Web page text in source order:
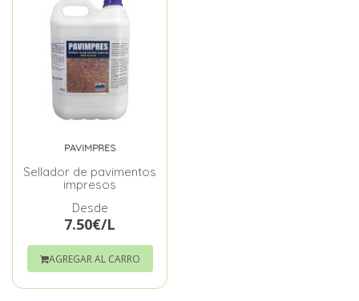
PAVIMPRES
Sellador de pavimentos
impresos
Desde
7.50€/L
AGREGAR AL CARRO